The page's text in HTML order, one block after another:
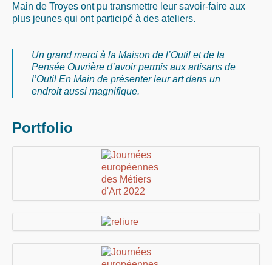
Main de Troyes ont pu transmettre leur savoir-faire aux
plus jeunes qui ont participé à des ateliers.
Un grand merci à la Maison de l’Outil et de la
Pensée Ouvrière d’avoir permis aux artisans de
l’Outil En Main de présenter leur art dans un
endroit aussi magnifique.
Portfolio